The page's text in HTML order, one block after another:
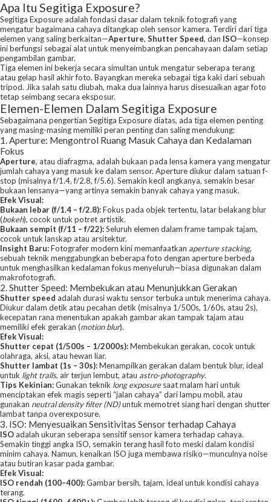
Apa Itu Segitiga Exposure?
Segitiga Exposure adalah fondasi dasar dalam teknik fotografi yang
mengatur bagaimana cahaya ditangkap oleh sensor kamera. Terdiri dari tiga
elemen yang saling berkaitan—Aperture, Shutter Speed, dan ISO—konsep
ini berfungsi sebagai alat untuk menyeimbangkan pencahayaan dalam setiap
pengambilan gambar.
Tiga elemen ini bekerja secara simultan untuk mengatur seberapa terang
atau gelap hasil akhir foto. Bayangkan mereka sebagai tiga kaki dari sebuah
tripod. Jika salah satu diubah, maka dua lainnya harus disesuaikan agar foto
tetap seimbang secara eksposur.
Elemen-Elemen Dalam Segitiga Exposure
Sebagaimana pengertian Segitiga Exposure diatas, ada tiga elemen penting
yang masing-masing memiliki peran penting dan saling mendukung:
1. Aperture: Mengontrol Ruang Masuk Cahaya dan Kedalaman
Fokus
Aperture, atau diafragma, adalah bukaan pada lensa kamera yang mengatur
jumlah cahaya yang masuk ke dalam sensor. Aperture diukur dalam satuan f-
stop (misalnya f/1.4, f/2.8, f/5.6). Semakin kecil angkanya, semakin besar
bukaan lensanya—yang artinya semakin banyak cahaya yang masuk.
Efek Visual:
Bukaan lebar (f/1.4 – f/2.8):Fokus pada objek tertentu, latar belakang blur
(bokeh), cocok untuk potret artistik.
Bukaan sempit (f/11 – f/22):Seluruh elemen dalam frame tampak tajam,
cocok untuk lanskap atau arsitektur.
Insight Baru:Fotografer modern kini memanfaatkan aperture stacking,
sebuah teknik menggabungkan beberapa foto dengan aperture berbeda
untuk menghasilkan kedalaman fokus menyeluruh—biasa digunakan dalam
makrofotografi.
2. Shutter Speed: Membekukan atau Menunjukkan Gerakan
Shutter speed adalah durasi waktu sensor terbuka untuk menerima cahaya.
Diukur dalam detik atau pecahan detik (misalnya 1/500s, 1/60s, atau 2s),
kecepatan rana menentukan apakah gambar akan tampak tajam atau
memiliki efek gerakan (motion blur).
Efek Visual:
Shutter cepat (1/500s – 1/2000s):Membekukan gerakan, cocok untuk
olahraga, aksi, atau hewan liar.
Shutter lambat (1s – 30s):Menampilkan gerakan dalam bentuk blur, ideal
untuk light trails, air terjun lembut, atau astro-photography.
Tips Kekinian:Gunakan teknik long exposuresaat malam hari untuk
menciptakan efek magis seperti “jalan cahaya” dari lampu mobil, atau
gunakan neutral density filter (ND)untuk memotret siang hari dengan shutter
lambat tanpa overexposure.
3. ISO: Menyesuaikan Sensitivitas Sensor terhadap Cahaya
ISOadalah ukuran seberapa sensitif sensor kamera terhadap cahaya.
Semakin tinggi angka ISO, semakin terang hasil foto meski dalam kondisi
minim cahaya. Namun, kenaikan ISO juga membawa risiko—munculnya noise
atau butiran kasar pada gambar.
Efek Visual:
ISO rendah (100–400):Gambar bersih, tajam, ideal untuk kondisi cahaya
terang.